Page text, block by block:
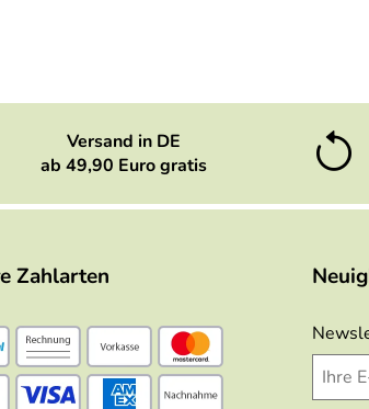
Versand in DE
ab 49,90 Euro gratis
Zahlarten